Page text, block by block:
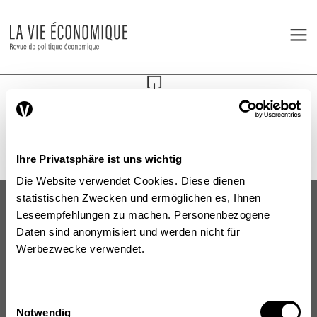
Ihre Privatsphäre ist uns wichtig
Die Website verwendet Cookies. Diese dienen
statistischen Zwecken und ermöglichen es, Ihnen
Leseempfehlungen zu machen. Personenbezogene
Daten sind anonymisiert und werden nicht für
Werbezwecke verwendet.
Notwendig
Schweizerische Eidgenossenschaft
Confederazione Svizzera